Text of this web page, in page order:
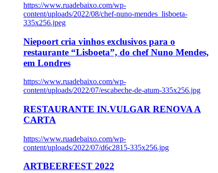
https://www.ruadebaixo.com/wp-
content/uploads/2022/08/chef-nuno-mendes_lisboeta-
335x256.jpeg
Niepoort cria vinhos exclusivos para o
restaurante “Lisboeta”, do chef Nuno Mendes,
em Londres
https://www.ruadebaixo.com/wp-
content/uploads/2022/07/escabeche-de-atum-335x256.jpg
RESTAURANTE IN.VULGAR RENOVA A
CARTA
https://www.ruadebaixo.com/wp-
content/uploads/2022/07/d6c2815-335x256.jpg
ARTBEERFEST 2022